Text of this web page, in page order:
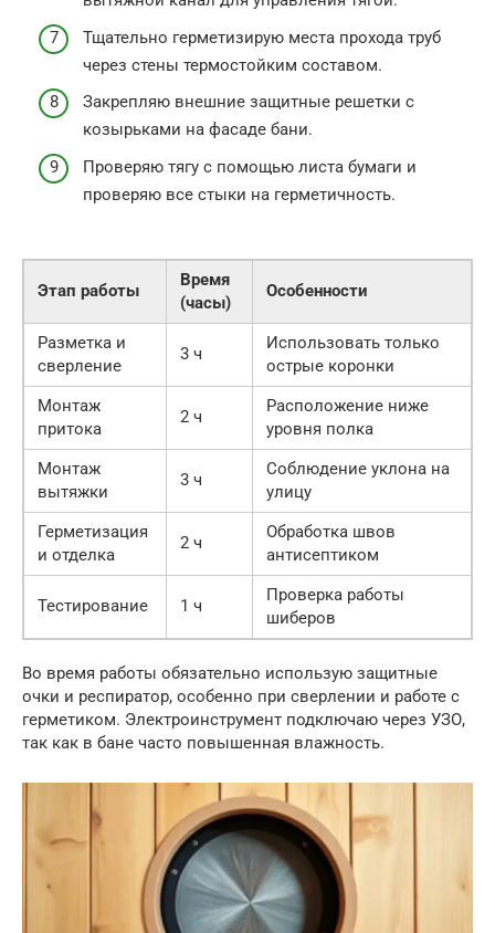
Тщательно герметизирую места прохода труб
через стены термостойким составом.
Закрепляю внешние защитные решетки с
козырьками на фасаде бани.
Проверяю тягу с помощью листа бумаги и
проверяю все стыки на герметичность.
Этап работы
Время
(часы)
Особенности
Разметка и
сверление
3 ч
Использовать только
острые коронки
Монтаж
притока
2 ч
Расположение ниже
уровня полка
Монтаж
вытяжки
3 ч
Соблюдение уклона на
улицу
Герметизация
и отделка
2 ч
Обработка швов
антисептиком
Тестирование 1 ч
Проверка работы
шиберов
Во время работы обязательно использую защитные
очки и респиратор, особенно при сверлении и работе с
герметиком. Электроинструмент подключаю через УЗО,
так как в бане часто повышенная влажность.